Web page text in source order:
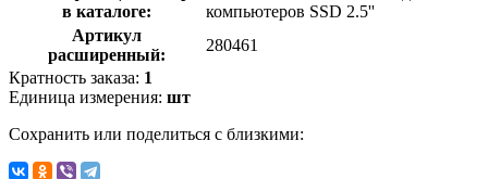
в каталоге:
компьютеров SSD 2.5''
Артикул
расширенный:
280461
Кратность заказа: 1
Единица измерения: шт
Сохранить или поделиться с близкими: